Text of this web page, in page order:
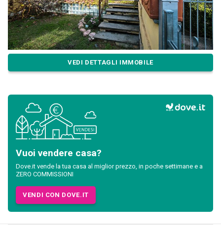
VEDI DETTAGLI IMMOBILE
Vuoi vendere casa?
Dove.it vende la tua casa al miglior prezzo, in poche settimane e a
ZERO COMMISSIONI
VENDI CON DOVE.IT